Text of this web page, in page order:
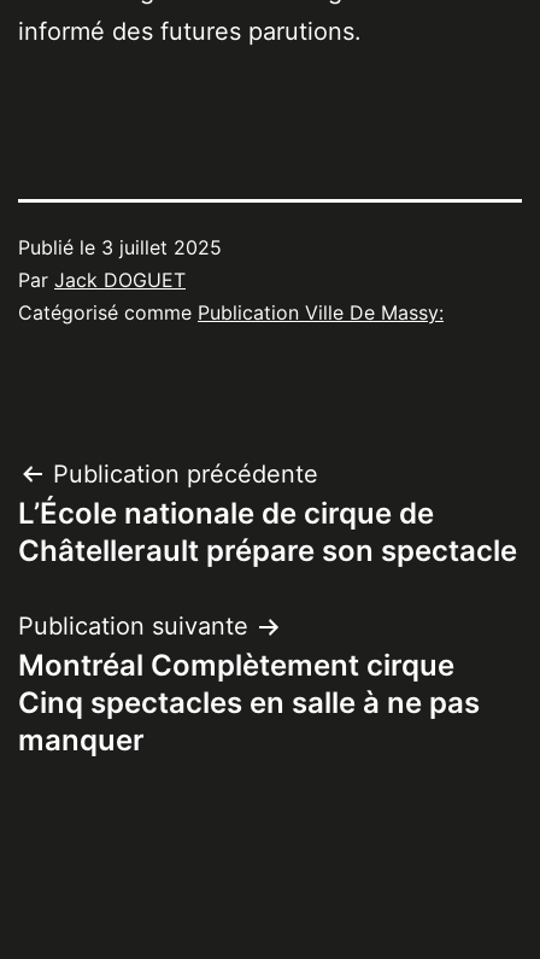
informé des futures parutions.
Publié le 3 juillet 2025
Par Jack DOGUET
Catégorisé comme Publication Ville De Massy:
Navigation
de
Publication précédente
L’École nationale de cirque de
Châtellerault prépare son spectacle
Publication suivante
Montréal Complètement cirque
Cinq spectacles en salle à ne pas
manquer